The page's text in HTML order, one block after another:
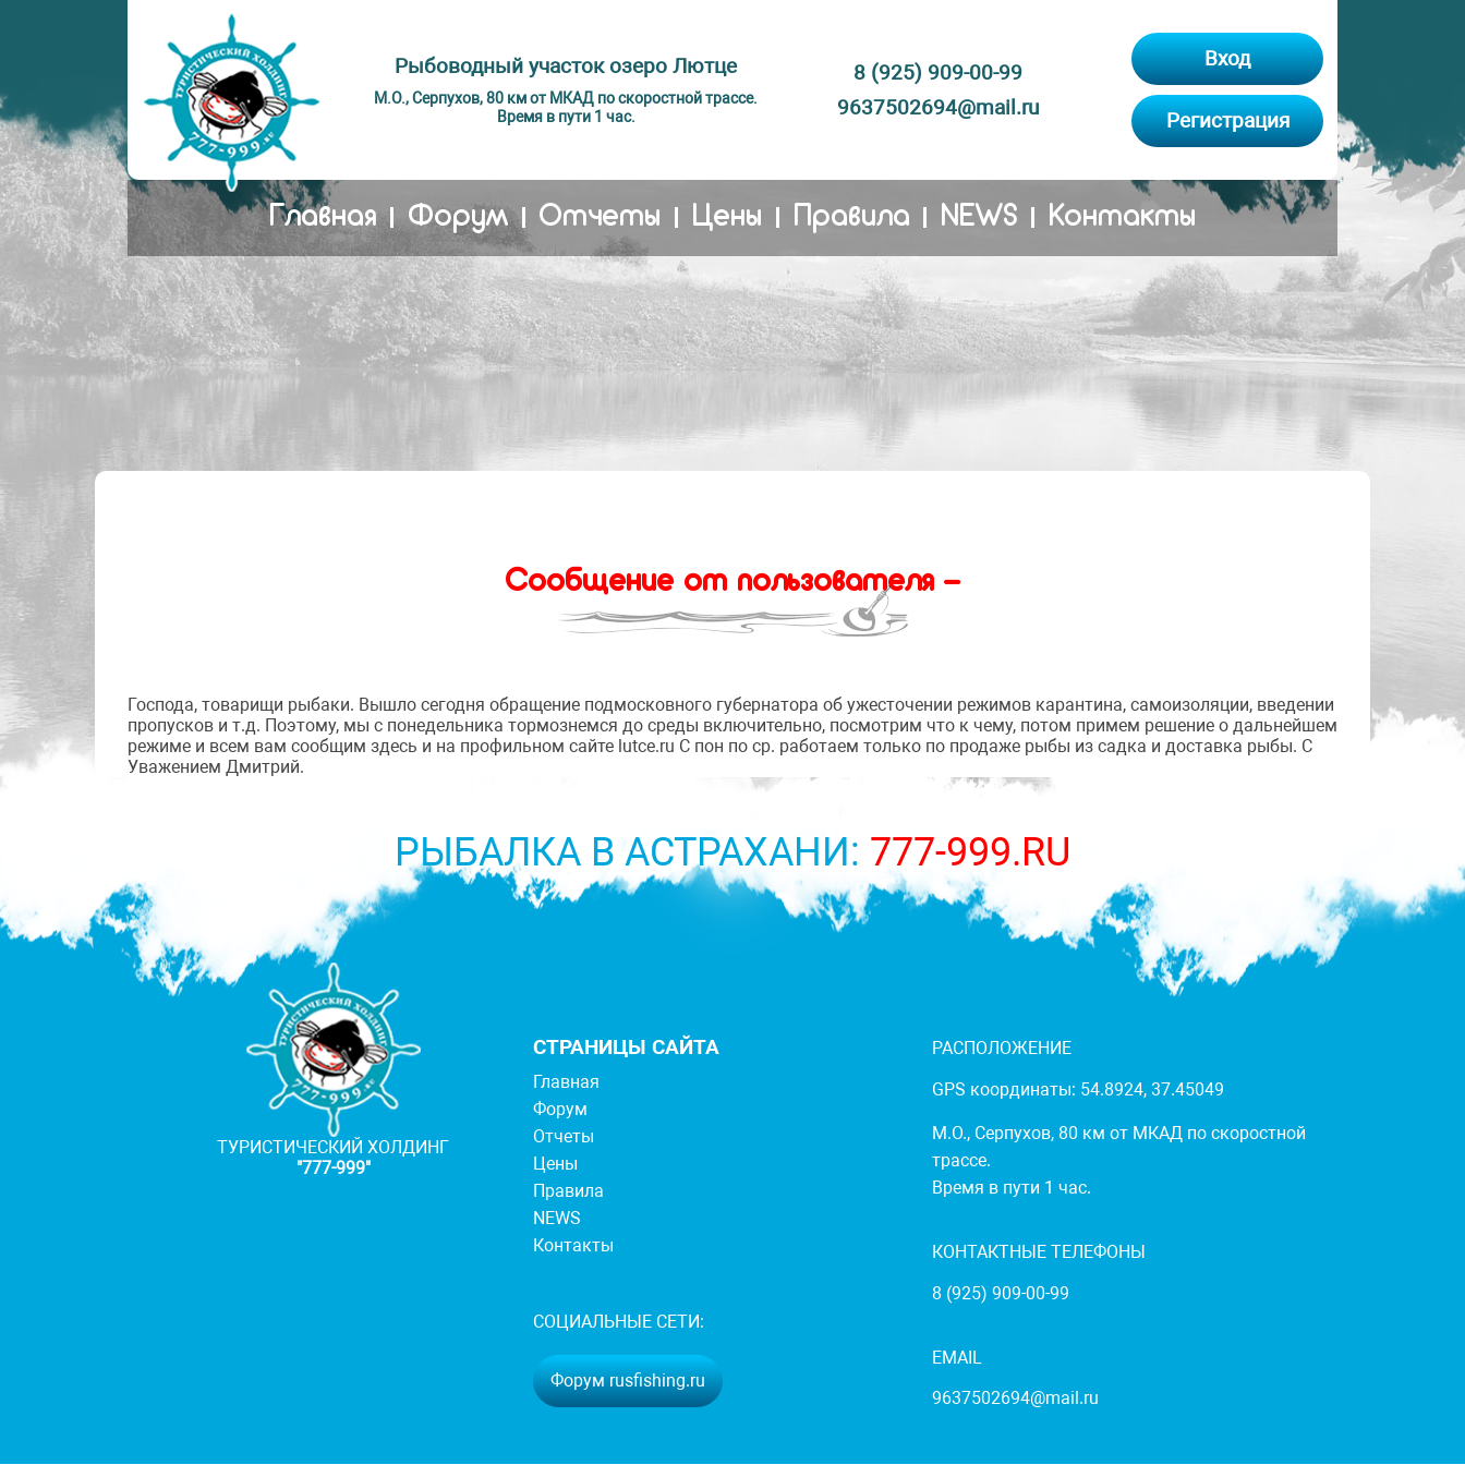
Рыбоводный участок озеро Лютце
М.О., Серпухов, 80 км от МКАД по скоростной трассе.
Время в пути 1 час.
8 (925) 909-00-99
9637502694@mail.ru
Вход
Регистрация
Главная Форум Отчеты Цены Правила NEWS Контакты
Сообщение от пользователя -
Господа, товарищи рыбаки. Вышло сегодня обращение подмосковного губернатора об ужесточении режимов карантина, самоизоляции, введении
пропусков и т.д. Поэтому, мы с понедельника тормознемся до среды включительно, посмотрим что к чему, потом примем решение о дальнейшем
режиме и всем вам сообщим здесь и на профильном сайте lutce.ru С пон по ср. работаем только по продаже рыбы из садка и доставка рыбы. С
Уважением Дмитрий.
РЫБАЛКА В АСТРАХАНИ: 777-999.RU
ТУРИСТИЧЕСКИЙ ХОЛДИНГ
"777-999"
СТРАНИЦЫ САЙТА
Главная
Форум
Отчеты
Цены
Правила
NEWS
Контакты
СОЦИАЛЬНЫЕ СЕТИ:
Форум rusfishing.ru
РАСПОЛОЖЕНИЕ
GPS координаты: 54.8924, 37.45049
М.О., Серпухов, 80 км от МКАД по скоростной
трассе.
Время в пути 1 час.
КОНТАКТНЫЕ ТЕЛЕФОНЫ
8 (925) 909-00-99
EMAIL
9637502694@mail.ru